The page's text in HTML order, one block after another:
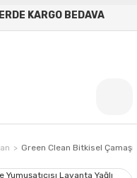
KARGO BEDAVA
Green Clean Bitkisel